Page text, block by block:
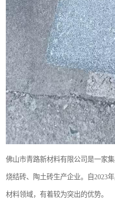
佛山市青路新材料有限公司是一家
烧结砖、陶土砖生产企业。自2023
材料领域，有着较为突出的优势。